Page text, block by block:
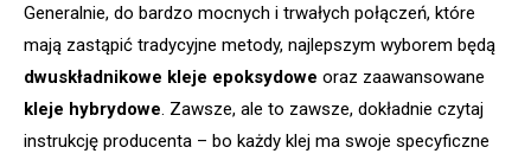
Generalnie, do bardzo mocnych i trwałych połączeń, które
mają zastąpić tradycyjne metody, najlepszym wyborem będą
dwuskładnikowe kleje epoksydowe oraz zaawansowane
kleje hybrydowe. Zawsze, ale to zawsze, dokładnie czytaj
instrukcję producenta – bo każdy klej ma swoje specyficzne